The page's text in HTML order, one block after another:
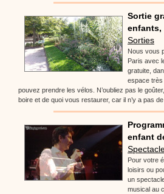
Sortie
enfants,
Sorties
Nous vous
Paris avec
gratuite,
espace très
pouvez prendre les vélos. N’oubliez pas le
boire et de quoi vous restaurer, car il n’y a pas de
enfant
Pour votre
loisirs ou
un
musical au